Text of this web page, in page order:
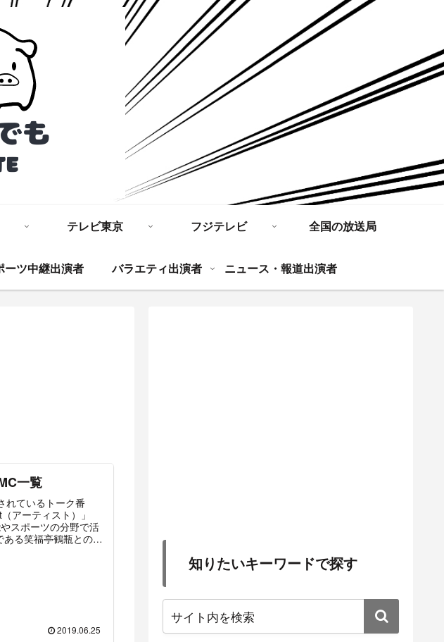
テレビ東京 フジテレビ 全国の放送局
ーツ中継出演者 バラエティ出演者 ニュース・報道出演者
一覧
れているトーク番
アーティスト）」
スポーツの分野で活
る笑福亭鶴瓶との対
め、これまで女性タ
2019.06.25
知りたいキーワードで探す